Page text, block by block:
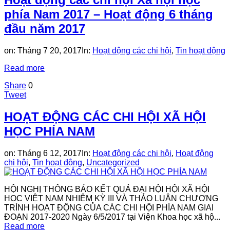
phía Nam 2017 – Hoạt động 6 tháng
đầu năm 2017
on: Tháng 7 20, 2017 In: Hoạt động các chi hội, Tin hoạt động
Read more
Share 0
Tweet
HOẠT ĐỘNG CÁC CHI HỘI XÃ HỘI
HỌC PHÍA NAM
on: Tháng 6 12, 2017 In: Hoạt động các chi hội, Hoạt động
chi hội, Tin hoạt động, Uncategorized
HỘI NGHỊ THÔNG BÁO KẾT QUẢ ĐẠI HỘI HỘI XÃ HỘI
HỌC VIỆT NAM NHIỆM KỲ III VÀ THẢO LUẬN CHƯƠNG
TRÌNH HOẠT ĐỘNG CỦA CÁC CHI HỘI PHÍA NAM GIAI
ĐOẠN 2017-2020 Ngày 6/5/2017 tại Viện Khoa học xã hộ...
Read more